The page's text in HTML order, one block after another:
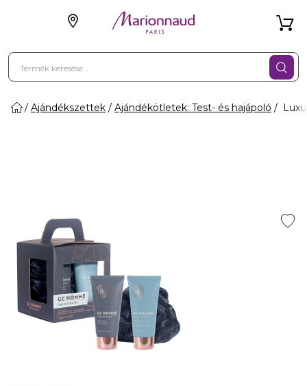
Ajándékszettek Ajándékötletek: Test- és hajápoló